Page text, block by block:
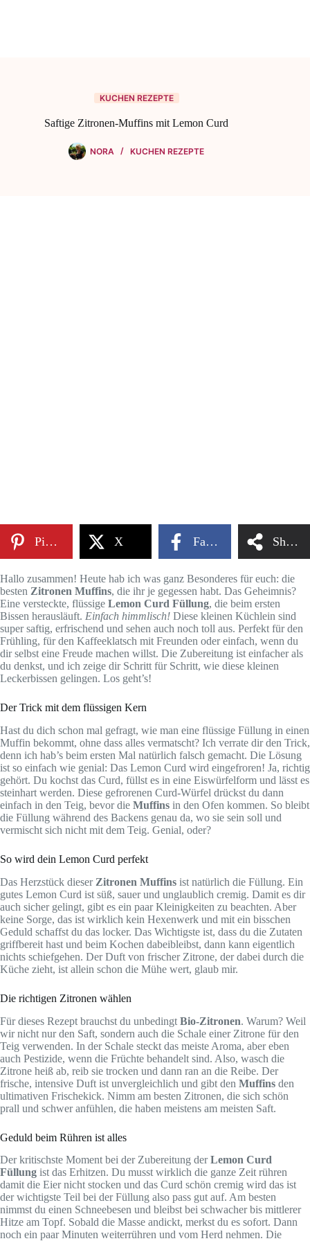
KUCHEN REZEPTE
Saftige Zitronen-Muffins mit Lemon Curd
NORA KUCHEN REZEPTE
Pinterest X Facebook Share
Hallo zusammen! Heute hab ich was ganz Besonderes für euch: die
besten Zitronen Muffins, die ihr je gegessen habt. Das Geheimnis?
Eine versteckte, flüssige Lemon Curd Füllung, die beim ersten
Bissen herausläuft. Einfach himmlisch! Diese kleinen Küchlein sind
super saftig, erfrischend und sehen auch noch toll aus. Perfekt für den
Frühling, für den Kaffeeklatsch mit Freunden oder einfach, wenn du
dir selbst eine Freude machen willst. Die Zubereitung ist einfacher als
du denkst, und ich zeige dir Schritt für Schritt, wie diese kleinen
Leckerbissen gelingen. Los geht’s!
Der Trick mit dem flüssigen Kern
Hast du dich schon mal gefragt, wie man eine flüssige Füllung in einen
Muffin bekommt, ohne dass alles vermatscht? Ich verrate dir den Trick,
denn ich hab’s beim ersten Mal natürlich falsch gemacht. Die Lösung
ist so einfach wie genial: Das Lemon Curd wird eingefroren! Ja, richtig
gehört. Du kochst das Curd, füllst es in eine Eiswürfelform und lässt es
steinhart werden. Diese gefrorenen Curd-Würfel drückst du dann
einfach in den Teig, bevor die Muffins in den Ofen kommen. So bleibt
die Füllung während des Backens genau da, wo sie sein soll und
vermischt sich nicht mit dem Teig. Genial, oder?
So wird dein Lemon Curd perfekt
Das Herzstück dieser Zitronen Muffins ist natürlich die Füllung. Ein
gutes Lemon Curd ist süß, sauer und unglaublich cremig. Damit es dir
auch sicher gelingt, gibt es ein paar Kleinigkeiten zu beachten. Aber
keine Sorge, das ist wirklich kein Hexenwerk und mit ein bisschen
Geduld schaffst du das locker. Das Wichtigste ist, dass du die Zutaten
griffbereit hast und beim Kochen dabeibleibst, dann kann eigentlich
nichts schiefgehen. Der Duft von frischer Zitrone, der dabei durch die
Küche zieht, ist allein schon die Mühe wert, glaub mir.
Die richtigen Zitronen wählen
Für dieses Rezept brauchst du unbedingt Bio-Zitronen. Warum? Weil
wir nicht nur den Saft, sondern auch die Schale einer Zitrone für den
Teig verwenden. In der Schale steckt das meiste Aroma, aber eben
auch Pestizide, wenn die Früchte behandelt sind. Also, wasch die
Zitrone heiß ab, reib sie trocken und dann ran an die Reibe. Der
frische, intensive Duft ist unvergleichlich und gibt den Muffins den
ultimativen Frischekick. Nimm am besten Zitronen, die sich schön
prall und schwer anfühlen, die haben meistens am meisten Saft.
Geduld beim Rühren ist alles
Der kritischste Moment bei der Zubereitung derLemon Curd
Füllung ist das Erhitzen. Du musst wirklich die ganze Zeit rühren
damit die Eier nicht stocken und das Curd schön cremig wird das ist
der wichtigste Teil bei der Füllung also pass gut auf. Am besten
nimmst du einen Schneebesen und bleibst bei schwacher bis mittlerer
Hitze am Topf. Sobald die Masse andickt, merkst du es sofort. Dann
noch ein paar Minuten weiterrühren und vom Herd nehmen. Die